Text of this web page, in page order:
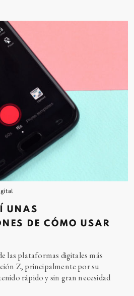
UNAS
DE CÓMO USAR
las plataformas digitales más
Z, principalmente por su
rápido y sin gran necesidad